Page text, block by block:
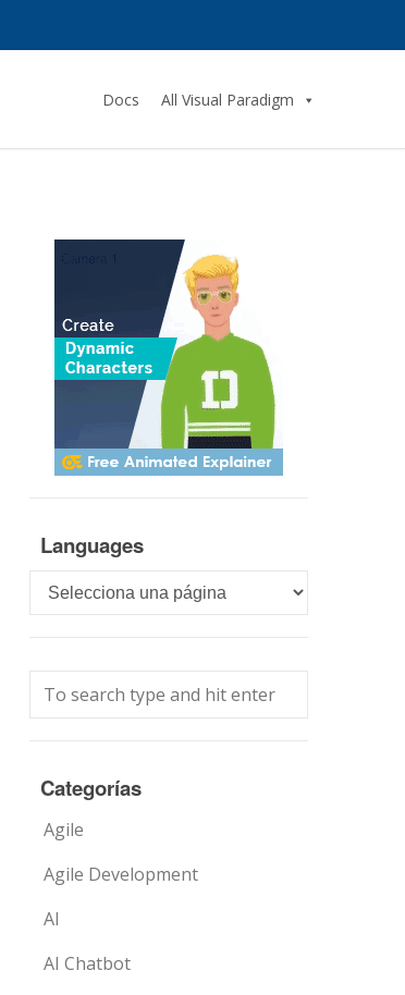
Docs All Visual Paradigm
Languages
Languages
Categorías
Agile
Agile Development
AI
AI Chatbot